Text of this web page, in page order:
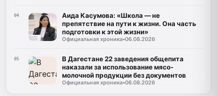
04
Аида Касумова: «Школа — не
препятствие на пути к жизни. Она часть
подготовки к этой жизни»
Официальная хроника•06.08.2026
05
В Дагестане 22 заведения общепита
наказали за использование мясо-
молочной продукции без документов
Официальная хроника•06.08.2026